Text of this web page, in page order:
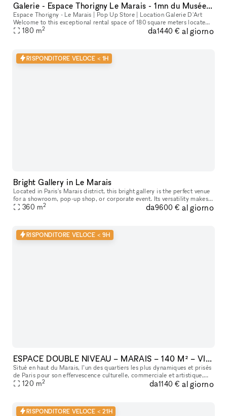
Galerie - Espace Thorigny Le Marais - 1mn du Musée Picasso
Espace Thorigny - Le Marais | Pop Up Store | Location Galerie D'Art
Welcome to this exceptional rental space of 180 square meters located
in the heart of the 3rd arrondissement of Paris, just a few
180 m2 da1440 € al giorno
RISPONDITORE VELOCE < 1H
Bright Gallery in Le Marais
Located in Paris's Marais district, this bright gallery is the perfect venue
for a showroom, pop-up shop, or corporate event. Its versatility makes
it an ideal choice for temporary events such as pop
360 m2 da9600 € al giorno
RISPONDITORE VELOCE < 9H
ESPACE DOUBLE NIVEAU – MARAIS – 140 M² – VITRINE SUR RUE – IDEAL FASHION WEEK & ÉVÉNEMENTS
Situé en haut du Marais, l’un des quartiers les plus dynamiques et prisés
de Paris pour son effervescence culturelle, commerciale et artistique,
découvrez cet espace unique de 140 m². Le lieu : · Re
120 m2 da1140 € al giorno
RISPONDITORE VELOCE < 21H